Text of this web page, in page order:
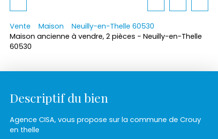
Vente Maison
Neuilly-en-Thelle 60530
Maison ancienne à vendre, 2 pièces - Neuilly-en-Thelle
60530
Descriptif du bien
Agence CISA, vous propose sur la commune de Crouy
en thelle